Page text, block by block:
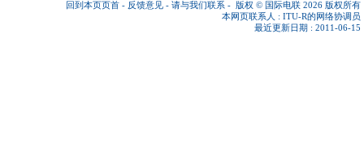
回到本页页首 - 反馈意见 - 请与我们联系 - 版权 © 国际电联 2026 版权所有
本网页联系人 : ITU-R的网络协调员
最近更新日期 : 2011-06-15